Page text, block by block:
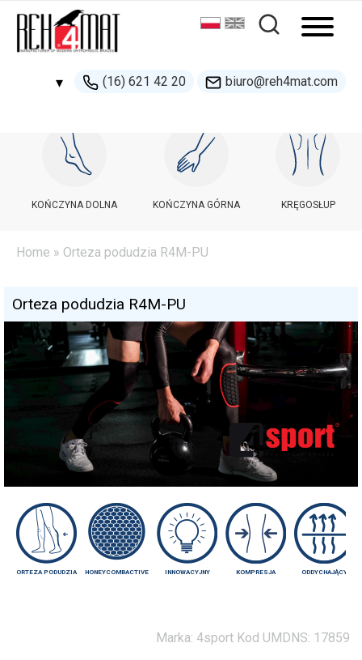
▾ (16) 621 42 20 biuro@reh4mat.com
500 132 274
handel@reh4mat.com
KOŃCZYNA DOLNA KOŃCZYNA GÓRNA KRĘGOSŁUP
Home » Orteza podudzia R4M-PU
Orteza podudzia R4M-PU
ORTEZA PODUDZIA HONEYCOMBACTIVE INNOWACYJNY KOMPRESJA ODDYCHAJĄCY
Marka: 4sport Kod UMDNS: 17859